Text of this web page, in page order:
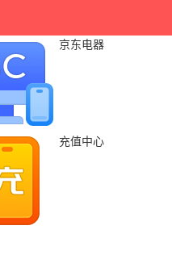
京东电器
充值中心